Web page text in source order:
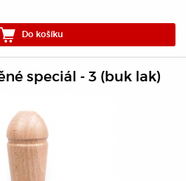
Do košíku
speciál - 3 (buk lak)